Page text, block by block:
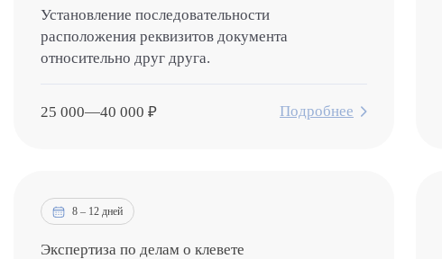
Установление последовательности
расположения реквизитов документа
относительно друг друга.
25 000—40 000 ₽ Подробнее
8 – 12 дней
Экспертиза по делам о клевете